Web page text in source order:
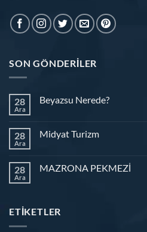
SON GÖNDERILER
28
Ara
Beyazsu Nerede?
28
Ara
Midyat Turizm
28
Ara
MAZRONA PEKMEZİ
ETIKETLER